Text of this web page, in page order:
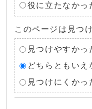
役に立たなかっ
このページは見つ
見つけやすかっ
どちらともいえ
見つけにくかっ